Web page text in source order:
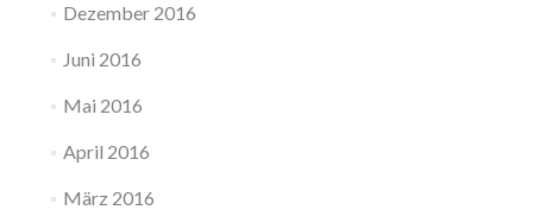
Dezember 2016
Juni 2016
Mai 2016
April 2016
März 2016